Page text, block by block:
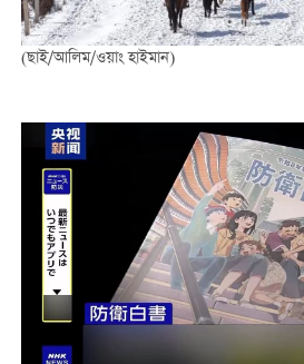
(ছাই/আলিম/ওয়াং হাইমান)